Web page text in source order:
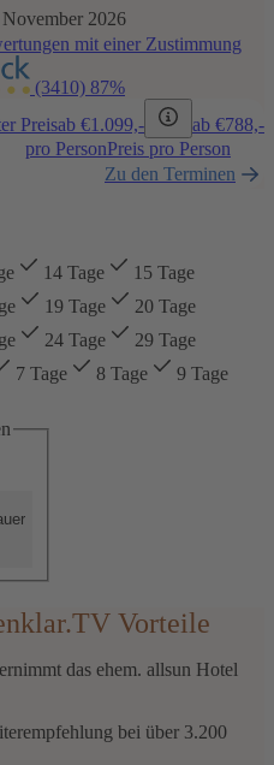
2026
mit einer Zustimmung
(3410) 87%
Preisab €1.099,- ab €788,-
pro PersonPreis pro Person
Zu den Terminen
14 Tage
15 Tage
19 Tage
20 Tage
24 Tage
29 Tage
7 Tage 8 Tage
9 Tage
Vorteile
das ehem. allsun Hotel
bei über 3.200